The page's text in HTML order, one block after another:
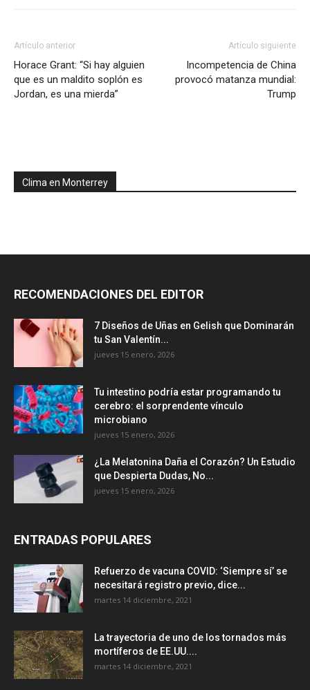
Artículo anterior
Horace Grant: “Si hay alguien
que es un maldito soplón es
Jordan, es una mierda”
Artículo siguiente
Incompetencia de China
provocó matanza mundial:
Trump
Clima en Monterrey
RECOMENDACIONES DEL EDITOR
7 Diseños de Uñas en Gelish que Dominarán
tu San Valentín...
jueves 15 enero, 2026
Tu intestino podría estar programando tu
cerebro: el sorprendente vínculo
microbiano
jueves 15 enero, 2026
¿La Melatonina Daña el Corazón? Un Estudio
que Despierta Dudas, No...
jueves 15 enero, 2026
ENTRADAS POPULARES
Refuerzo de vacuna COVID: ‘Siempre sí’ se
necesitará registro previo, dice...
martes 14 diciembre, 2021
La trayectoria de uno de los tornados más
mortíferos de EE.UU....
martes 14 diciembre, 2021